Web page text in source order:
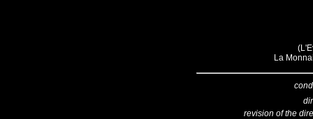
La
revision of the